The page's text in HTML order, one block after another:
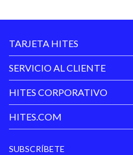
TARJETA HITES
SERVICIO AL CLIENTE
HITES CORPORATIVO
HITES.COM
SUBSCRÍBETE